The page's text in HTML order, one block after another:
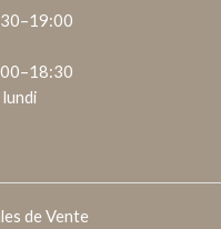
lundi
de Vente